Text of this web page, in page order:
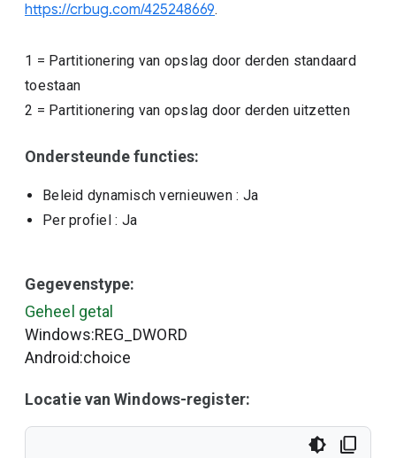
https://crbug.com/425248669.
1 = Partitionering van opslag door derden standaard
toestaan
2 = Partitionering van opslag door derden uitzetten
Ondersteunde functies:
Beleid dynamisch vernieuwen : Ja
Per profiel : Ja
Gegevenstype:
Geheel getal
Windows:REG_DWORD
Android:choice
Locatie van Windows-register: